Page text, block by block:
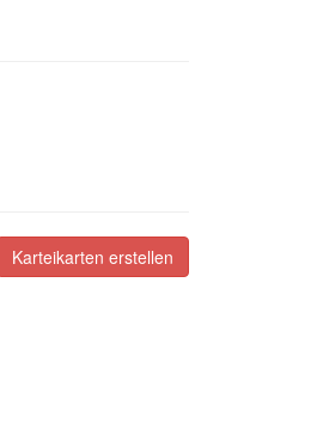
Karteikarten erstellen